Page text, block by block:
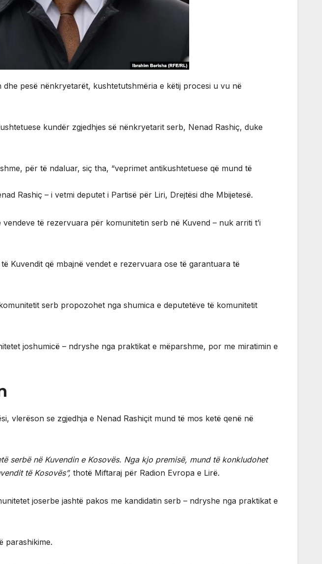
pesë nënkryetarët, kushtetutshmëria e këtij procesi u vu në
kundër zgjedhjes së nënkryetarit serb, Nenad Rashiç, duke
për të ndaluar, siç tha, “veprimet antikushtetuese që mund të
Rashiç – i vetmi deputet i Partisë për Liri, Drejtësi dhe Mbijetesë.
të rezervuara për komunitetin serb në Kuvend – nuk arriti t’i
Kuvendit që mbajnë vendet e rezervuara ose të garantuara të
serb propozohet nga shumica e deputetëve të komunitetit
joshumicë – ndryshe nga praktikat e mëparshme, por me miratimin e
vlerëson se zgjedhja e Nenad Rashiçit mund të mos ketë qenë në
serbë në Kuvendin e Kosovës. Nga kjo premisë, mund të konkludohet
të Kosovës”, thotë Miftaraj për Radion Evropa e Lirë.
joserbe jashtë pakos me kandidatin serb – ndryshe nga praktikat e
parashikime.